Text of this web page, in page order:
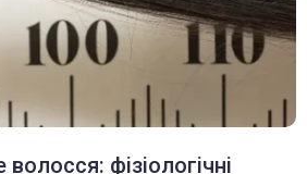
фізіологічні